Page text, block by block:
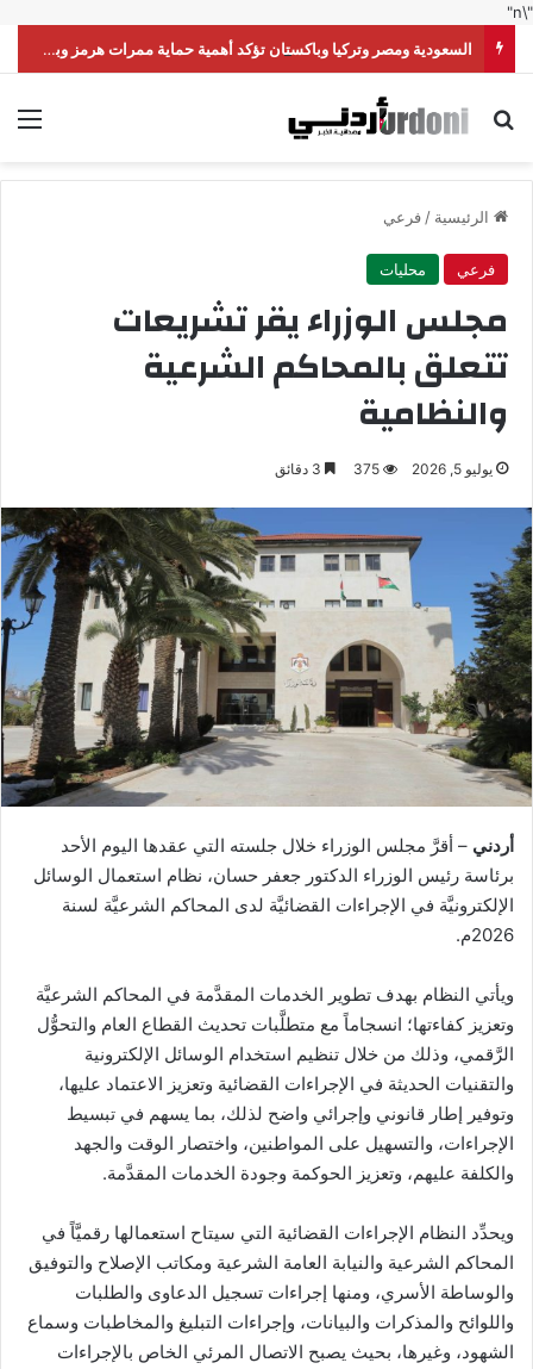
"\n"
السعودية ومصر وتركيا وباكستان تؤكد أهمية حماية ممرات هرمز وباب المندب
بحث عن
الرئيسية /فرعي
فرعي محليات
مجلس الوزراء يقر تشريعات
تتعلق بالمحاكم الشرعية
والنظامية
يوليو 5, 2026 375
أردني – أقرَّ مجلس الوزراء خلال جلسته التي عقدها اليوم الأحد
برئاسة رئيس الوزراء الدكتور جعفر حسان، نظام استعمال الوسائل
الإلكترونيَّة في الإجراءات القضائيَّة لدى المحاكم الشرعيَّة لسنة
2026م.
ويأتي النظام بهدف تطوير الخدمات المقدَّمة في المحاكم الشرعيَّة
وتعزيز كفاءتها؛ انسجاماً مع متطلَّبات تحديث القطاع العام والتحوُّل
الرَّقمي، وذلك من خلال تنظيم استخدام الوسائل الإلكترونية
والتقنيات الحديثة في الإجراءات القضائية وتعزيز الاعتماد عليها،
وتوفير إطار قانوني وإجرائي واضح لذلك، بما يسهم في تبسيط
الإجراءات، والتسهيل على المواطنين، واختصار الوقت والجهد
والكلفة عليهم، وتعزيز الحوكمة وجودة الخدمات المقدَّمة.
ويحدِّد النظام الإجراءات القضائية التي سيتاح استعمالها رقميَّاً في
المحاكم الشرعية والنيابة العامة الشرعية ومكاتب الإصلاح والتوفيق
والوساطة الأسري، ومنها إجراءات تسجيل الدعاوى والطلبات
واللوائح والمذكرات والبيانات، وإجراءات التبليغ والمخاطبات وسماع
الشهود، وغيرها، بحيث يصبح الاتصال المرئي الخاص بالإجراءات